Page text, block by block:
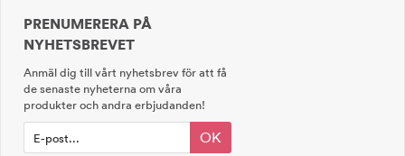
PRENUMERERA PÅ
NYHETSBREVET
Anmäl dig till vårt nyhetsbrev för att få
de senaste nyheterna om våra
produkter och andra erbjudanden!
OK